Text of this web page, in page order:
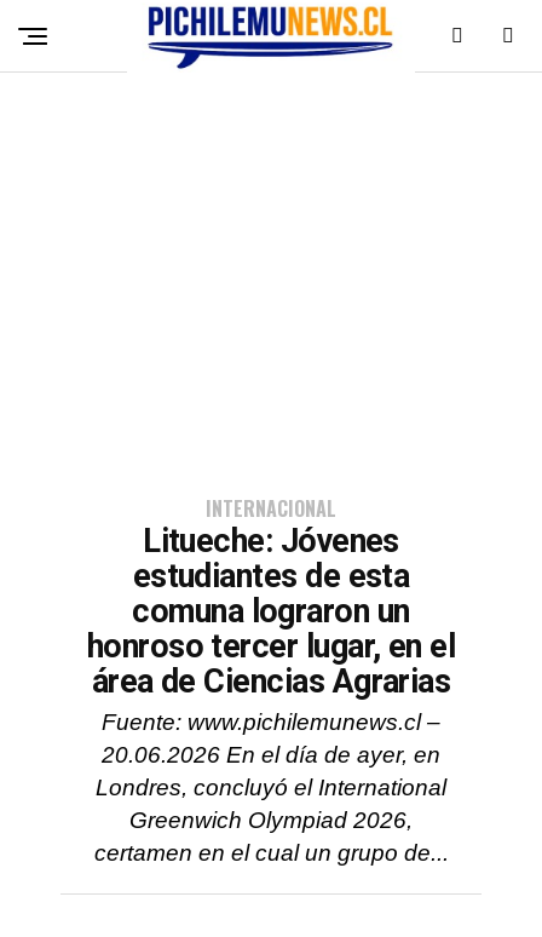
INTERNACIONAL
Litueche: Jóvenes
estudiantes de esta
comuna lograron un
honroso tercer lugar, en el
área de Ciencias Agrarias
Fuente: www.pichilemunews.cl –
20.06.2026 En el día de ayer, en
Londres, concluyó el International
Greenwich Olympiad 2026,
certamen en el cual un grupo de...